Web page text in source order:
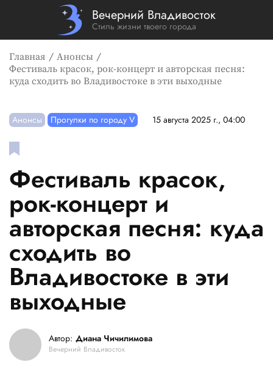
Вечерний Владивосток
Стиль жизни твоего города
Главная
Анонсы
Фестиваль красок, рок-концерт и авторская песня:
куда сходить во Владивостоке в эти выходные
Анонсы Прогулки по городу V 15 августа 2025 г., 04:00
Фестиваль красок,
рок-концерт и
авторская песня: куда
сходить во
Владивостоке в эти
выходные
Автор: Диана Чичилимова
Вечерний Владивосток